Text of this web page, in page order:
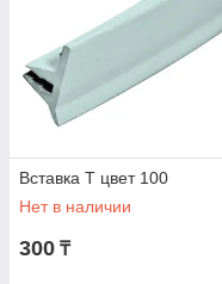
Вставка Т цвет 100
Нет в наличии
300 ₸